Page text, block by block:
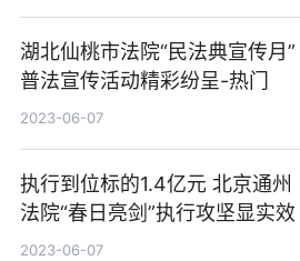
湖北仙桃市法院“民法典宣传月”
普法宣传活动精彩纷呈-热门
2023-06-07
执行到位标的1.4亿元 北京通州
法院“春日亮剑”执行攻坚显实效
2023-06-07